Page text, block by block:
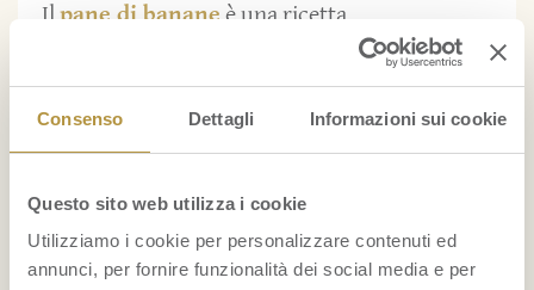
Consenso Dettagli Informazioni sui cookie
Questo sito web utilizza i cookie
Utilizziamo i cookie per personalizzare contenuti ed
annunci, per fornire funzionalità dei social media e per
Il pane di banane è una ricetta
incredibilmente versatile che si presta a
infinite varianti per soddisfare ogni palato. Tra
le aggiunte più amate c’è sicuramente il
arricchiscono l’impasto con un tocco goloso,
perfetto per gli amanti dei gusti più eleganti.
Per chi cercaun sapore più esotico , ilcoccoè